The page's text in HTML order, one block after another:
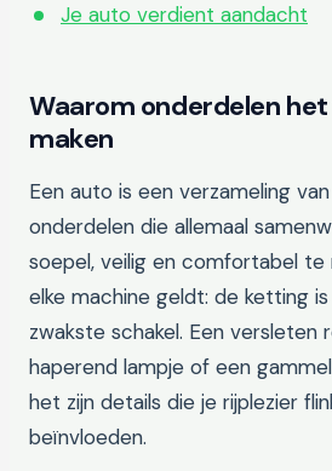
Je auto verdient aandacht
Waarom onderdelen
maken
Een auto is een verzameling
onderdelen die allemaal
soepel, veilig en comfortabel te
elke machine geldt: de ketting
zwakste schakel. Een versleten
haperend lampje of een
het zijn details die je rijplezier
beïnvloeden.